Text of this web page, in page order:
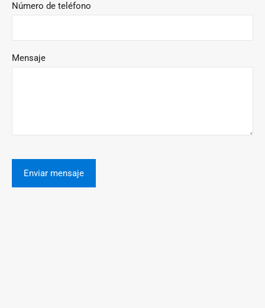
Número de teléfono
Mensaje